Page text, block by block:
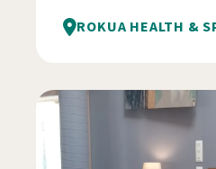
ROKUA HEALTH &